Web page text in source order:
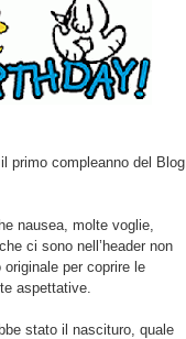
primo compleanno del Blog.
nausea, molte voglie,
ci sono nell’header non
per coprire le
aspettative.
stato il nascituro, quale